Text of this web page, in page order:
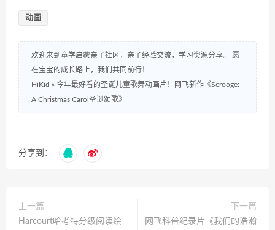
动画
欢迎来到童学启蒙亲子社区，亲子经验交流，学习资源分享。 愿
在宝宝的成长路上，我们共同前行！
HiKid » 今年最好看的圣诞儿童歌舞动画片！网飞新作《Scrooge:
A Christmas Carol圣诞颂歌》
分享到：
上一篇
Harcourt哈考特分级阅读绘
下一篇
网飞科普纪录片《我们的浩瀚